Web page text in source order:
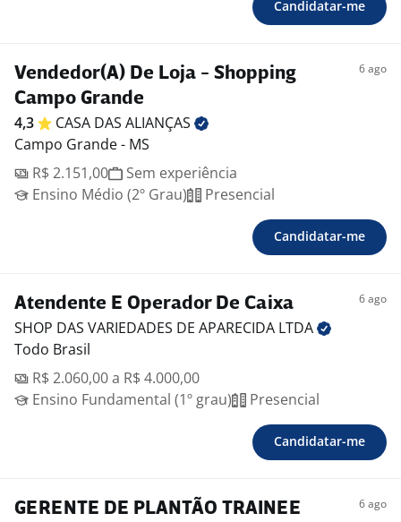
Candidatar-me
Vendedor(A) De Loja - Shopping
Campo Grande
6 ago
4,3 CASA DAS ALIANÇAS
Campo Grande - MS
R$ 2.151,00
Sem experiência
Ensino Médio (2º Grau)
Presencial
Candidatar-me
Atendente E Operador De Caixa 6 ago
SHOP DAS VARIEDADES DE APARECIDA LTDA
Todo Brasil
R$ 2.060,00 a R$ 4.000,00
Ensino Fundamental (1º grau)
Presencial
Candidatar-me
GERENTE DE PLANTÃO TRAINEE 6 ago